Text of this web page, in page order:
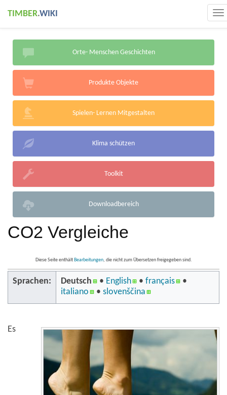
TIMBER.WIKI
Orte- Menschen Geschichten
Produkte Objekte
Spielen- Lernen Mitgestalten
Klima schützen
Toolkit
Downloadbereich
CO2 Vergleiche
Diese Seite enthält Bearbeitungen, die nicht zum Übersetzen freigegeben sind.
Sprachen: Deutsch • ‎ English • ‎ français
•
italiano • ‎ slovenščina
Es